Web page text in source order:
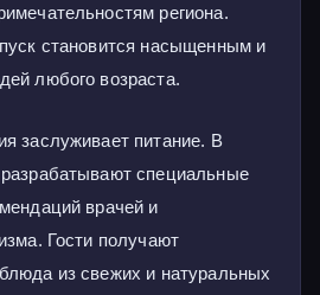
региона.
становится насыщенным и
любого возраста.
заслуживает питание. В
специальные
врачей и
Гости получают
из свежих и натуральных